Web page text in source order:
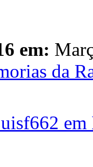
em:
da